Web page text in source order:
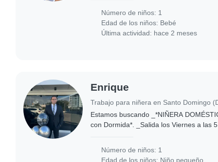
Número de niños: 1
Edad de los niños: Bebé
Última actividad: hace 2 meses
Enrique
Estamos buscando _*NIÑERA
con Dormida*. _Salida los Viernes a las
Número de niños: 1
Edad de los niños: Niño pequeño